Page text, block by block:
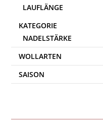
WOLLARTEN
SAISON